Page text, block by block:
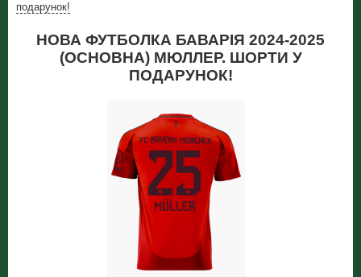
подарунок!
НОВА ФУТБОЛКА БАВАРІЯ 2024-2025
(ОСНОВНА) МЮЛЛЕР. ШОРТИ У
ПОДАРУНОК!